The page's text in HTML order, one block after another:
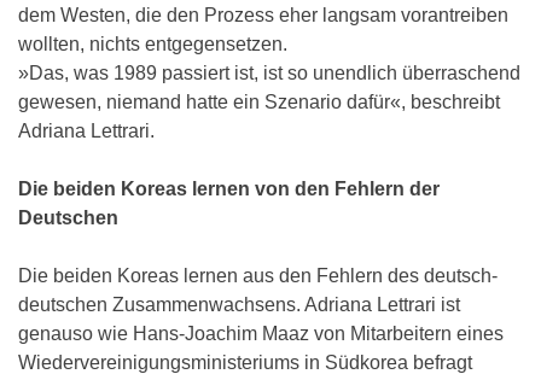
dem Westen, die den Prozess eher langsam vorantreiben
wollten, nichts entgegensetzen.
»Das, was 1989 passiert ist, ist so unendlich überraschend
gewesen, niemand hatte ein Szenario dafür«, beschreibt
Adriana Lettrari.
Die beiden Koreas lernen von den Fehlern der
Deutschen
Die beiden Koreas lernen aus den Fehlern des deutsch-
deutschen Zusammenwachsens. Adriana Lettrari ist
genauso wie Hans-Joachim Maaz von Mitarbeitern eines
Wiedervereinigungsministeriums in Südkorea befragt